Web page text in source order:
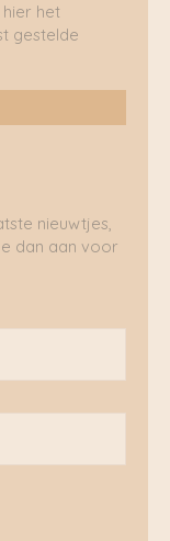
het
gestelde
nieuwtjes,
dan aan voor